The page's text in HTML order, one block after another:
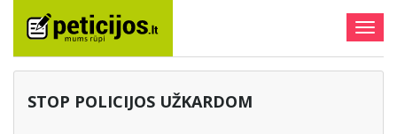
STOP POLICIJOS UŽKARDOM